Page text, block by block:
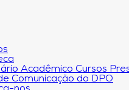
Acadêmico Cursos
Comunicação do DPO